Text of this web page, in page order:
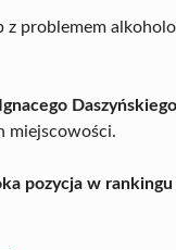
z problemem
Ignacego
miejscowości.
pozycja w rankingu